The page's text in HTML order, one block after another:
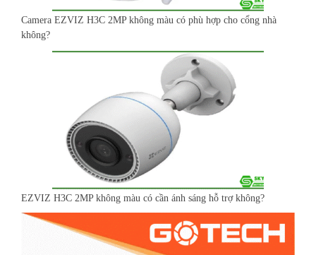
Camera EZVIZ H3C 2MP không màu có phù hợp cho cổng nhà
không?
EZVIZ H3C 2MP không màu có cần ánh sáng hỗ trợ không?